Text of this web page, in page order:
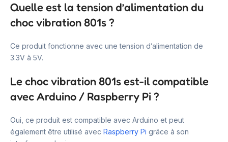
Quelle est la tension d’alimentation du
choc vibration 801s ?
Ce produit fonctionne avec une tension d’alimentation de
3.3V à 5V.
Le choc vibration 801s est-il compatible
avec Arduino / Raspberry Pi ?
Oui, ce produit est compatible avec Arduino et peut
également être utilisé avec Raspberry Pi grâce à son